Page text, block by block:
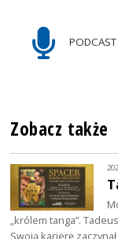
Zobacz także
„królem tanga”.
Swoją karierę